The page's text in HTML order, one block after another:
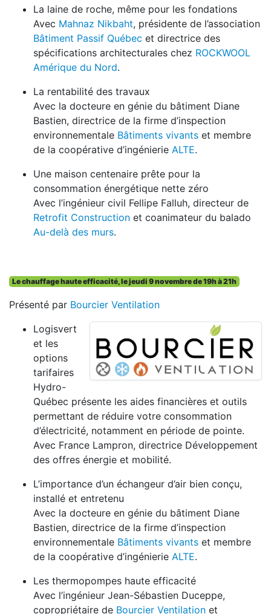
La laine de roche, même pour les fondations
Avec Mahnaz Nikbaht, présidente de l’association
Bâtiment Passif Québec et directrice des
spécifications architecturales chez ROCKWOOL
Amérique du Nord.
La rentabilité des travaux
Avec la docteure en génie du bâtiment Diane
Bastien, directrice de la firme d’inspection
environnementale Bâtiments vivants et membre
de la coopérative d’ingénierie ALTE.
Une maison centenaire prête pour la
consommation énergétique nette zéro
Avec l’ingénieur civil Fellipe Falluh, directeur de
Retrofit Construction et coanimateur du balado
Au-delà des murs.
Le chauffage haute efficacité, le jeudi 9 novembre de 19h à 21h
Présenté par Bourcier Ventilation
Logisvert
et les
options
tarifaires
Hydro-
Québec présente les aides financières et outils
permettant de réduire votre consommation
d’électricité, notamment en période de pointe.
Avec France Lampron, directrice Développement
des offres énergie et mobilité.
L’importance d’un échangeur d’air bien conçu,
installé et entretenu
Avec la docteure en génie du bâtiment Diane
Bastien, directrice de la firme d’inspection
environnementale Bâtiments vivants et membre
de la coopérative d’ingénierie ALTE.
Les thermopompes haute efficacité
Avec l’ingénieur Jean-Sébastien Duceppe,
copropriétaire de Bourcier Ventilation et